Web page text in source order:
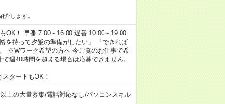
します。
OK！ 早番 7:00～16:00 遅番 10:00～19:00
を持って夕飯の準備がしたい」 「できれば
※Wワーク希望の方へ 今ご覧のお仕事で希
週40時間を超える場合は応募できません。
タートもOK！
上の大量募集/電話対応なし/パソコンスキル